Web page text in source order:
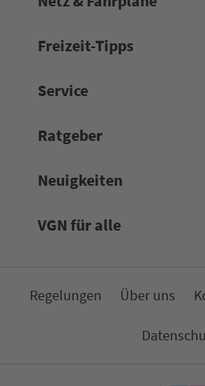
Frei­zeit-Tipps
Service
Rat­ge­ber
Neuigkeiten
VGN für alle
Re­ge­lungen Über uns